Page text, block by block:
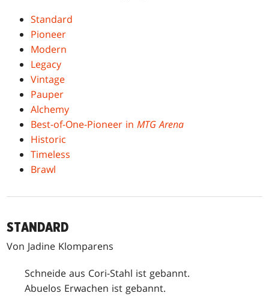
Standard
Pioneer
Modern
Legacy
Vintage
Pauper
Alchemy
Best-of-One-Pioneer inMTG Arena
Historic
Timeless
Brawl
STANDARD
Von Jadine Klomparens
Schneide aus Cori-Stahl ist gebannt.
Abuelos Erwachen ist gebannt.